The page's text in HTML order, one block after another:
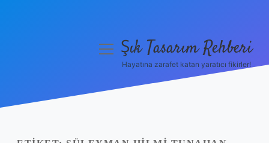
Yasal Uyarı
menüyüŞık Tasarım Rehberi
Hayatına zarafet katan yaratıcı fikirler!